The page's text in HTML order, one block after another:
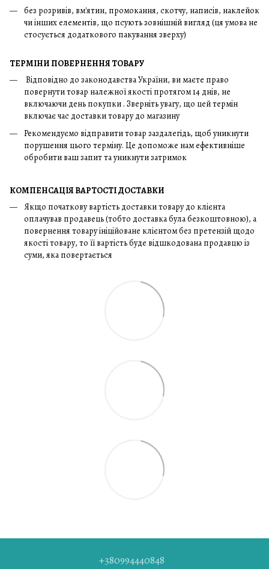
без розривів, вм'ятин, промокання, скотчу, написів, наклейок
чи інших елементів, що псують зовнішній вигляд (ця умова не
стосується додаткового пакування зверху)
ТЕРМІНИ ПОВЕРНЕННЯ ТОВАРУ
Відповідно до законодавства України, ви маєте право
повернути товар належної якості протягом 14 днів, не
включаючи день покупки . Зверніть увагу, що цей термін
включає час доставки товару до магазину
Рекомендуємо відправити товар заздалегідь, щоб уникнути
порушення цього терміну. Це допоможе нам ефективніше
обробити ваш запит та уникнути затримок
КОМПЕНСАЦІЯ ВАРТОСТІ ДОСТАВКИ
Якщо початкову вартість доставки товару до клієнта
оплачував продавець (тобто доставка була безкоштовною), а
повернення товару ініційоване клієнтом без претензій щодо
якості товару, то її вартість буде відшкодована продавцю із
суми, яка повертається
+380994440848